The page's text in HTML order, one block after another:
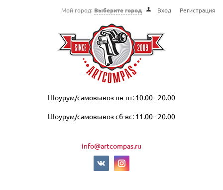
Мой город: Выберите город Вход Регистрация
Шоурум/самовывоз пн-пт: 10.00 - 20.00
Шоурум/самовывоз сб-вс: 11.00 - 20.00
info@artcompas.ru